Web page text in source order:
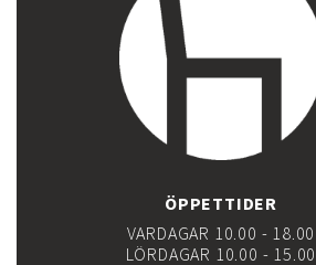
ÖPPETTIDER
VARDAGAR 10.00 - 18.00
LÖRDAGAR 10.00 - 15.00